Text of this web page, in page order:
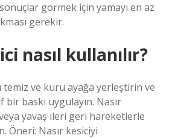
görmek için yamayı en az
gerekir.
nasıl kullanılır?
ve kuru ayağa yerleştirin ve
bir baskı uygulayın. Nasır
yavaş ileri geri hareketlerle
Öneri: Nasır kesiciyi